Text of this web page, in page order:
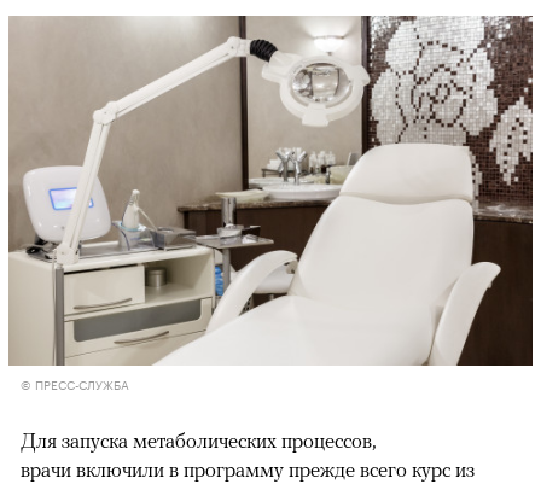
© ПРЕСС-СЛУЖБА
Для запуска метаболических процессов,
врачи включили в программу прежде всего курс из